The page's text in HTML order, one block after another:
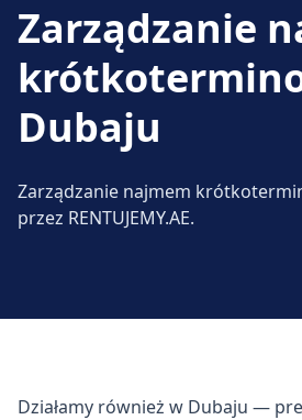
Zarządzanie
Dubaju
Zarządzanie najmem
przez RENTUJEMY.AE.
Działamy również w Dubaju —